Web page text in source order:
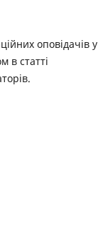
оповідачів у
в статті